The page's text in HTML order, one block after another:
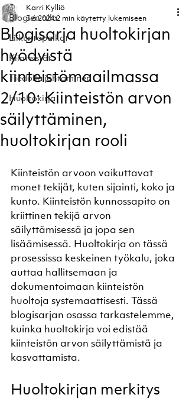
Blogien alla
Liikuntapaikat
Kiinteistöt
Tiedolla johtaminen
Huoltokirja
Blogisarja huoltokirjan
hyödyistä
kiinteistömaailmassa
2/10: Kiinteistön arvon
säilyttäminen,
huoltokirjan rooli
Karri Kylliö
3.6.20242 min käytetty lukemiseen
Kiinteistön arvoon vaikuttavat
monet tekijät, kuten sijainti, koko ja
kunto. Kiinteistön kunnossapito on
kriittinen tekijä arvon
säilyttämisessä ja jopa sen
lisäämisessä. Huoltokirja on tässä
prosessissa keskeinen työkalu, joka
auttaa hallitsemaan ja
dokumentoimaan kiinteistön
huoltoja systemaattisesti. Tässä
blogisarjan osassa tarkastelemme,
kuinka huoltokirja voi edistää
kiinteistön arvon säilyttämistä ja
kasvattamista.
Huoltokirjan merkitys